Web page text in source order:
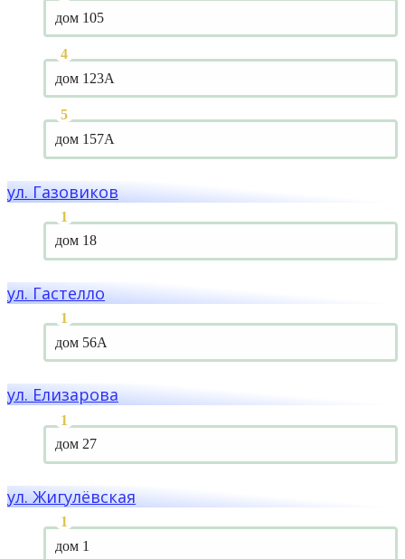
дом 105
дом 123А
дом 157А
ул. Газовиков
дом 18
ул. Гастелло
дом 56А
ул. Елизарова
дом 27
ул. Жигулёвская
дом 1